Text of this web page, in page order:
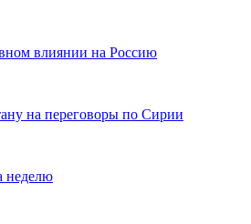
влиянии на Россию
на переговоры по Сирии
неделю